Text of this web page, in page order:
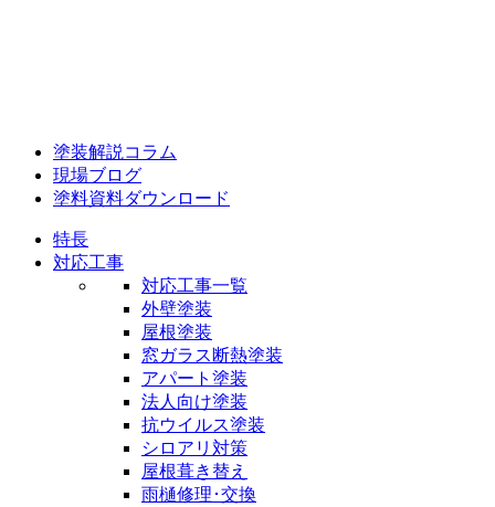
塗装解説コラム
現場ブログ
塗料資料ダウンロード
特長
対応工事
対応工事一覧
外壁塗装
屋根塗装
窓ガラス断熱塗装
アパート塗装
法人向け塗装
抗ウイルス塗装
シロアリ対策
屋根葺き替え
雨樋修理･交換